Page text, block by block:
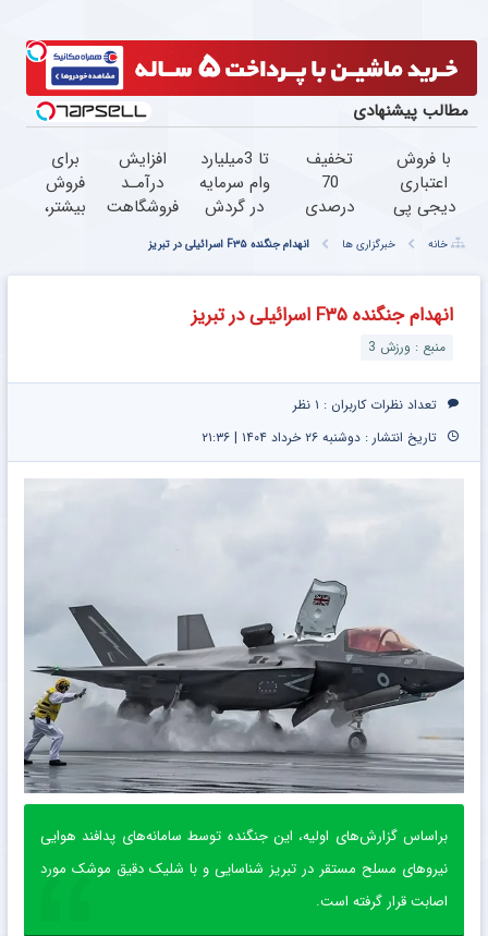
مطالب پیشنهادی
با فروش
اعتباری
دیجی پی
محصولت
رو بالاببر
تخفیف
70
درصدی
محصولات
مونو چرم
تا 3میلیارد
وام سرمایه
در گردش
فروشندگان
=>
فروشگاهت
رو ثبت
کن
افزایش
درآمـد
فروشگاهت
کن
برای
فروش
بیشتر،
اقدام
خانه خبرگزاری ها انهدام جنگنده F۳۵ اسرائیلی ‌در تبریز
انهدام جنگنده F۳۵ اسرائیلی ‌در تبریز
منبع : ورزش 3
تعداد نظرات کاربران : ۱ نظر
تاریخ انتشار : دوشنبه ۲۶ خرداد ۱۴۰۴ | ۲۱:۳۶
بر‌اساس گزارش‌های اولیه، این جنگنده توسط سامانه‌های پدافند هوایی
نیروهای مسلح مستقر در تبریز شناسایی و با شلیک دقیق موشک مورد
اصابت قرار گرفته است.